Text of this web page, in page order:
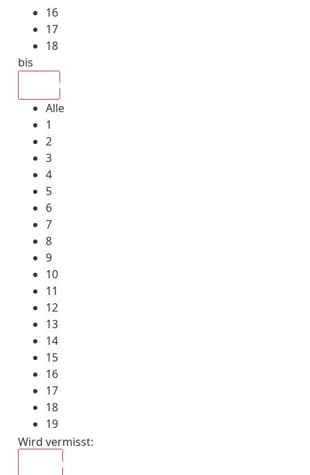
16
17
18
bis
Alle
1
2
3
4
5
6
7
8
9
10
11
12
13
14
15
16
17
18
19
Wird vermisst: